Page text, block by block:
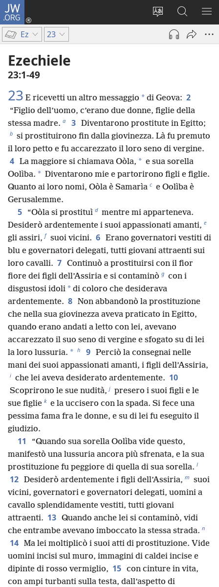
JW.ORG
Modificare
lingua
Accedi
(apre
Cerca
JW.ORG
Ez 23
Ezechiele
23:1-49
23 E ricevetti un altro messaggio * di Geova: 2
“Figlio dell’uomo, c’erano due donne, figlie della
stessa madre. a 3 Diventarono prostitute in Egitto;
b si prostituirono fin dalla giovinezza. Là fu premuto
il loro petto e fu accarezzato il loro seno di vergine.
4 La maggiore si chiamava Oòla, * e sua sorella
Oolìba. * Diventarono mie e partorirono figli e figlie.
Quanto ai loro nomi, Oòla è Samarìa c e Oolìba è
Gerusalemme.
5 “Oòla si prostituì d mentre mi apparteneva.
Desiderò ardentemente i suoi appassionati amanti, e
gli assiri, f suoi vicini. 6 Erano governatori vestiti di
blu e governatori delegati, tutti giovani attraenti sui
loro cavalli. 7 Continuò a prostituirsi con il fior
fiore dei figli dell’Assiria e si contaminò g con i
disgustosi idoli * di coloro che desiderava
ardentemente. 8 Non abbandonò la prostituzione
che nella sua giovinezza aveva praticato in Egitto,
quando erano andati a letto con lei, avevano
accarezzato il suo seno di vergine e sfogato su di lei
la loro lussuria. * h 9 Perciò la consegnai nelle
mani dei suoi appassionati amanti, i figli dell’Assiria,
i che lei aveva desiderato ardentemente. 10
Scoprirono le sue nudità, j presero i suoi figli e le
sue figlie k e la uccisero con la spada. Si fece una
pessima fama fra le donne, e su di lei fu eseguito il
giudizio.
11
“Quando sua sorella Oolìba vide questo,
manifestò una lussuria ancora più sfrenata, e la sua
prostituzione fu peggiore di quella di sua sorella. l
12 Desiderò ardentemente i figli dell’Assiria, m suoi
vicini, governatori e governatori delegati, uomini a
cavallo splendidamente vestiti, tutti giovani
attraenti. 13 Quando anche lei si contaminò, vidi
che entrambe avevano imboccato la stessa strada. n
14 Ma lei moltiplicò i suoi atti di prostituzione. Vide
uomini incisi sul muro, immagini di caldei incise e
dipinte di rosso vermiglio, 15 con cinture in vita,
con ampi turbanti sulla testa, dall’aspetto di